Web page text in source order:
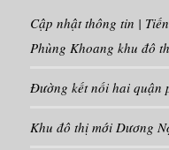
Cập nhật thông tin |
Phùng Khoang khu đô
Đường kết nối hai quận
Khu đô thị mới Dương